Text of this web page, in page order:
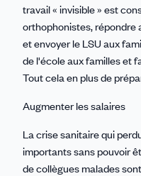
travail « invisible » est
orthophonistes, répondre
et envoyer le LSU aux
de l'école aux familles et
Tout cela en plus de
Augmenter les salaires
La crise sanitaire qui
importants sans pouvoir
de collègues malades